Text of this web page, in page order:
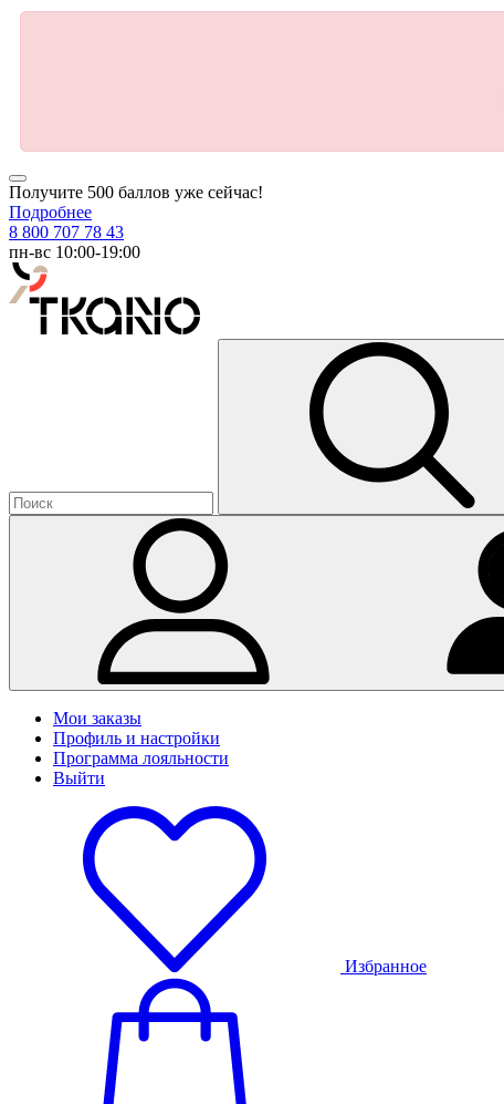
Получите 500 баллов уже сейчас!
Подробнее
8 800 707 78 43
пн-вс 10:00-19:00
Мои заказы
Профиль и настройки
Программа лояльности
Выйти
Избранное